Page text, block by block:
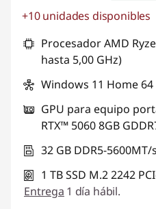
Descuento prod (inc IVA)
+10 unidades disponibles
Procesador AMD
hasta 5,00 GHz)
Windows 11 Home 64
GPU para equipo
RTX™ 5060 8GB
32 GB DDR5-
1 TB SSD M.2 2242
Entrega 1 día hábil.